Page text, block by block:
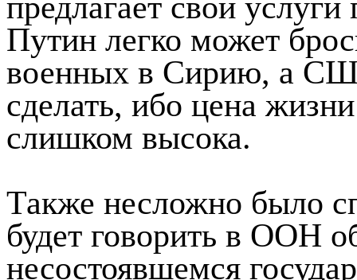
Путин легко может
военных в Сирию, а
сделать, ибо цена
слишком высока.
Также несложно было
будет говорить в ООН
несостоявшемся